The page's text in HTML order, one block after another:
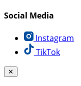
Social Media
Instagram
TikTok
✕